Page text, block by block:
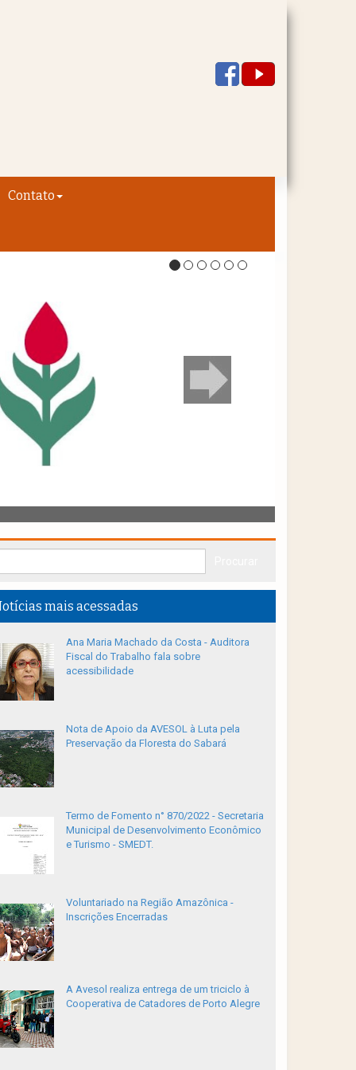
Contato
mais acessadas
Ana Maria Machado da Costa - Auditora
Fiscal do Trabalho fala sobre
acessibilidade
Nota de Apoio da AVESOL à Luta pela
Preservação da Floresta do Sabará
Termo de Fomento n° 870/2022 - Secretaria
Municipal de Desenvolvimento Econômico
e Turismo - SMEDT.
Voluntariado na Região Amazônica -
Inscrições Encerradas
A Avesol realiza entrega de um triciclo à
Cooperativa de Catadores de Porto Alegre